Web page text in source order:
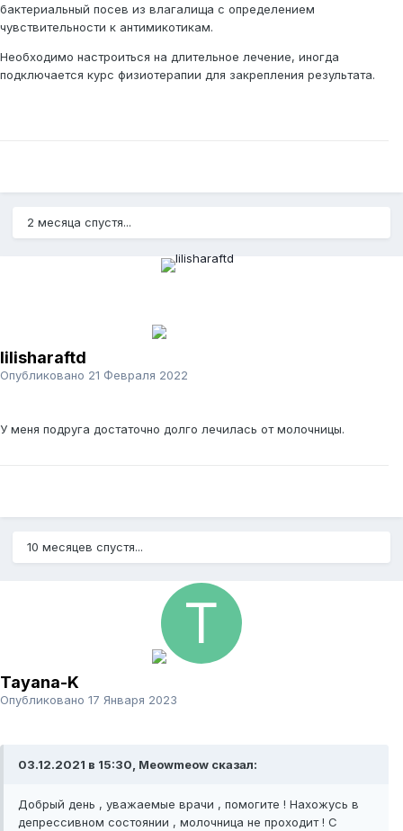
бактериальный посев из влагалища с определением
чувствительности к антимикотикам.
Необходимо настроиться на длительное лечение, иногда
подключается курс физиотерапии для закрепления результата.
2 месяца спустя...
lilisharaftd
Опубликовано 21 Февраля 2022
У меня подруга достаточно долго лечилась от молочницы.
10 месяцев спустя...
Tayana-K
Опубликовано 17 Января 2023
03.12.2021 в 15:30, Meowmeow сказал:
Добрый день , уважаемые врачи , помогите ! Нахожусь в
депрессивном состоянии , молочница не проходит ! С